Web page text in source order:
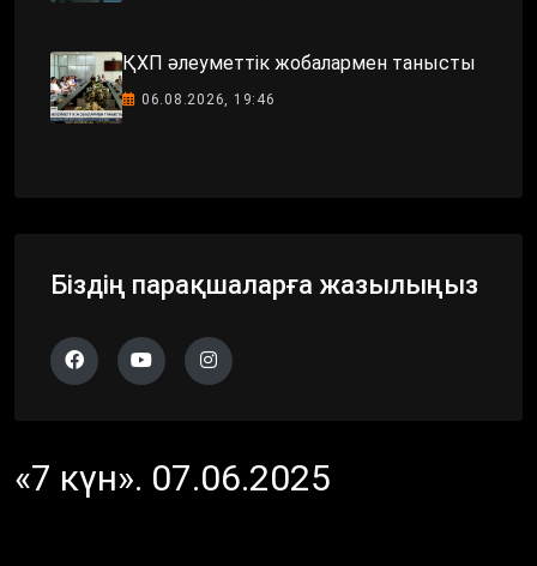
ҚХП әлеуметтік жобалармен танысты
06.08.2026, 19:46
Біздің парақшаларға жазылыңыз
«7 күн». 07.06.2025